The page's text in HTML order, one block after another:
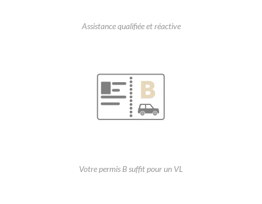
Assistance qualifiée et réactive
Votre permis B suffit pour un VL